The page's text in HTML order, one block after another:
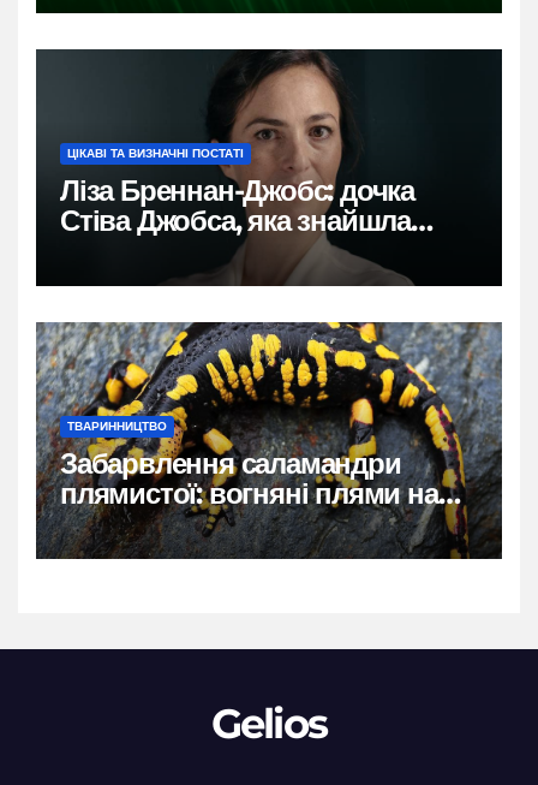
ЦІКАВІ ТА ВИЗНАЧНІ ПОСТАТІ
Ліза Бреннан-Джобс: дочка
Стіва Джобса, яка знайшла
власний голос
ТВАРИННИЦТВО
Забарвлення саламандри
плямистої: вогняні плями на
чорному тлі
Gelios